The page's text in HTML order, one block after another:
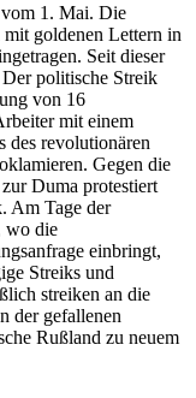
1. Mai. Die
goldenen Lettern in
Seit dieser
politische Streik
von 16
mit einem
des revolutionären
Gegen die
Duma protestiert
Am Tage der
wo die
einbringt,
Streiks und
streiken an die
der gefallenen
Rußland zu neuem